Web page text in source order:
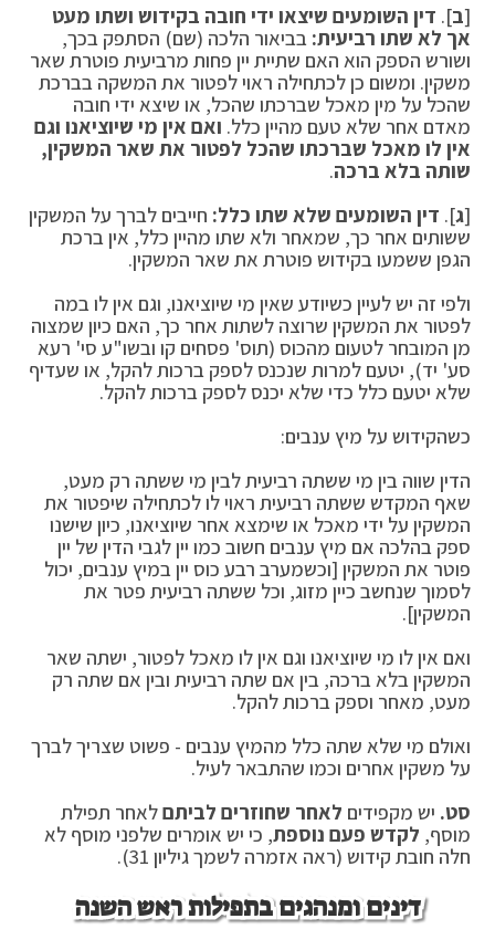
[ב]. דין השומעים שיצאו ידי חובה בקידוש ושתו מעט
אך לא שתו רביעית: בביאור הלכה (שם) הסתפק בכך,
ושורש הספק הוא האם שתיית יין פחות מרביעית פוטרת שאר
משקין. ומשום כן לכתחילה ראוי לפטור את המשקה בברכת
שהכל על מין מאכל שברכתו שהכל, או שיצא ידי חובה
מאדם אחר שלא טעם מהיין כלל. ואם אין מי שיוציאנו וגם
אין לו מאכל שברכתו שהכל לפטור את שאר המשקין,
שותה בלא ברכה.
[ג]. דין השומעים שלא שתו כלל: חייבים לברך על המשקין
ששותים אחר כך, שמאחר ולא שתו מהיין כלל, אין ברכת
הגפן ששמעו בקידוש פוטרת את שאר המשקין.
ולפי זה יש לעיין כשיודע שאין מי שיוציאנו, וגם אין לו במה
לפטור את המשקין שרוצה לשתות אחר כך, האם כיון שמצוה
מן המובחר לטעום מהכוס (תוס' פסחים קו ובשו"ע סי' רעא
סע' יד), יטעם למרות שנכנס לספק ברכות להקל, או שעדיף
שלא יטעם כלל כדי שלא יכנס לספק ברכות להקל.
כשהקידוש על מיץ ענבים:
הדין שווה בין מי ששתה רביעית לבין מי ששתה רק מעט,
שאף המקדש ששתה רביעית ראוי לו לכתחילה שיפטור את
המשקין על ידי מאכל או שימצא אחר שיוציאנו, כיון שישנו
ספק בהלכה אם מיץ ענבים חשוב כמו יין לגבי הדין של יין
פוטר את המשקין [וכשמערב רבע כוס יין במיץ ענבים, יכול
לסמוך שנחשב כיין מזוג, וכל ששתה רביעית פטר את
המשקין].
ואם אין לו מי שיוציאנו וגם אין לו מאכל לפטור, ישתה שאר
המשקין בלא ברכה, בין אם שתה רביעית ובין אם שתה רק
מעט, מאחר וספק ברכות להקל.
ואולם מי שלא שתה כלל מהמיץ ענבים - פשוט שצריך לברך
על משקין אחרים וכמו שהתבאר לעיל.
סט. יש מקפידים לאחר שחוזרים לביתםלאחר תפילת
מוסף, לקדש פעם נוספת, כי יש אומרים שלפני מוסף לא
חלה חובת קידוש (ראה אזמרה לשמך גיליון 31).
דינים ומנהגים בתפילות ראש השנה